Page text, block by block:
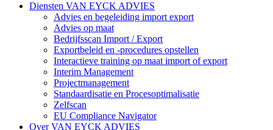
Diensten VAN EYCK ADVIES
Advies en begeleiding import export
Advies op maat
Bedrijfsscan Import / Export
Exportbeleid en -procedures opstellen
Interactieve training op maat import of export
Interim Management
Projectmanagement
Standaardisatie en Procesoptimalisatie
Zelfscan
EU Compliance Navigator
Over VAN EYCK ADVIES